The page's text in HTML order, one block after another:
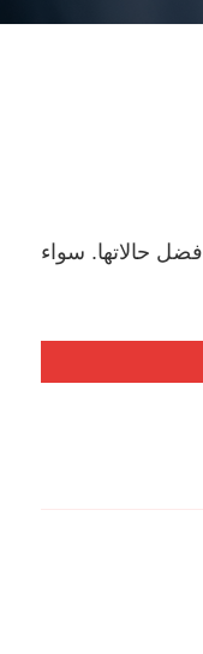
حالاتها. سواء